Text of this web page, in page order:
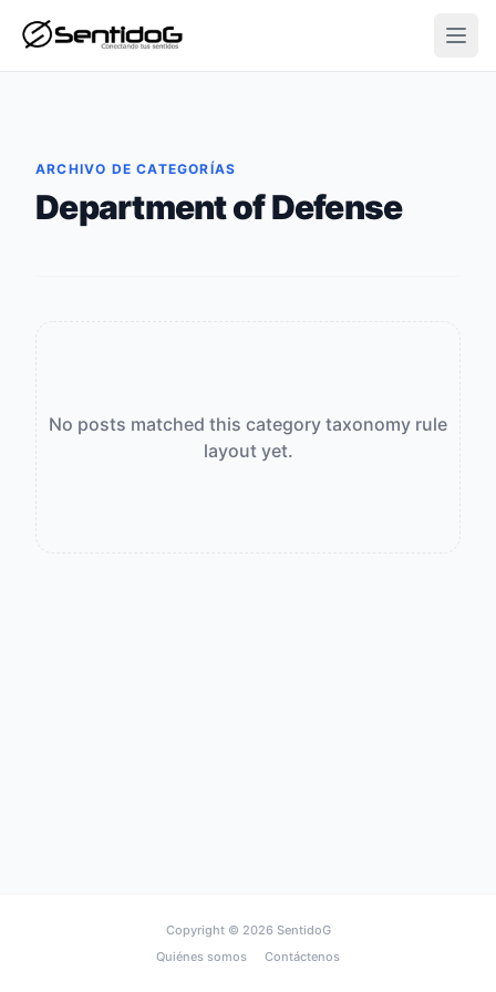
ARCHIVO DE CATEGORÍAS
Department of Defense
No posts matched this category taxonomy rule
layout yet.
Copyright © 2026 SentidoG
Quiénes somos
Contáctenos